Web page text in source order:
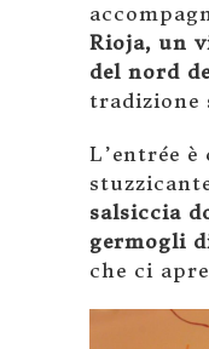
Rioja, un
del nord
tradizione
L’entrée
salsiccia
germogli
che ci